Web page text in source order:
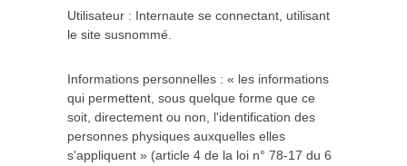
Utilisateur : Internaute se connectant, utilisant
le site susnommé.
Informations personnelles : « les informations
qui permettent, sous quelque forme que ce
soit, directement ou non, l'identification des
personnes physiques auxquelles elles
s'appliquent » (article 4 de la loi n° 78-17 du 6